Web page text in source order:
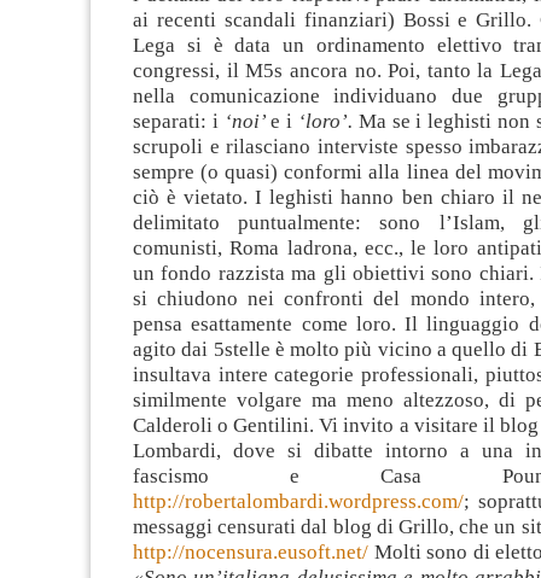
ai recenti scandali finanziari) Bossi e
Lega si è data un ordinamento elettivo
congressi, il M5s ancora no. Poi, tanto la
nella comunicazione individuano due
separati: i‘noi’ e i ‘loro’. Ma se i leghisti non
scrupoli e rilasciano interviste spesso
sempre (o quasi) conformi alla linea del
ciò è vietato. I leghisti hanno ben chiaro il
delimitato puntualmente: sono l’Islam,
comunisti, Roma ladrona, ecc., le loro
un fondo razzista ma gli obiettivi sono
si chiudono nei confronti del mondo
pensa esattamente come loro. Il linguaggio
agito dai 5stelle è molto più vicino a quello di
insultava intere categorie professionali,
similmente volgare ma meno altezzoso, di
Calderoli o Gentilini. Vi invito a visitare il blog
Lombardi, dove si dibatte intorno a una
fascismo e Casa
http://robertalombardi.wordpress.com/;
messaggi censurati dal blog di Grillo, che un
http://nocensura.eusoft.net/ Molti sono di